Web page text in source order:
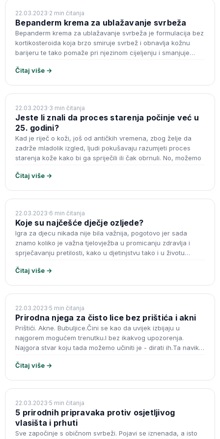
KOZMETIKA
22.03.2023·2 min čitanja
Bepanderm krema za ublažavanje svrbeža
Bepanderm krema za ublažavanje svrbeža je formulacija bez
kortikosteroida koja brzo smiruje svrbež i obnavlja kožnu
barijeru te tako pomaže pri njezinom cijeljenju i smanjuje
Čitaj više →
DODACI PREHRANI
22.03.2023·3 min čitanja
Jeste li znali da proces starenja počinje već u
25. godini?
Kad je riječ o koži, još od antičkih vremena, zbog želje da
zadrže mladolik izgled, ljudi pokušavaju razumjeti proces
starenja kože kako bi ga spriječili ili čak obrnuli. No, možemo
Čitaj više →
KOZMETIKA
22.03.2023·6 min čitanja
Koje su najčešće dječje ozljede?
Igra za djecu nikada nije bila važnija, pogotovo jer sada
znamo koliko je važna tjelovježba u promicanju zdravlja i
sprječavanju pretilosti, kako u djetinjstvu tako i u životu
Čitaj više →
KOZMETIKA
22.03.2023·5 min čitanja
Prirodna njega za čisto lice bez prištića i akni
Prištići. Akne. Bubuljice.Čini se kao da uvijek izbijaju u
najgorem mogućem trenutku.I bez ikakvog upozorenja.
Najgora stvar koju tada možemo učiniti je - dirati ih.Ta navika
Čitaj više →
DERMOKOZMETIKA
22.03.2023·5 min čitanja
5 prirodnih pripravaka protiv osjetljivog
vlasišta i prhuti
Sve započinje s običnom svrbeži. Pojavi se iznenada, a isto